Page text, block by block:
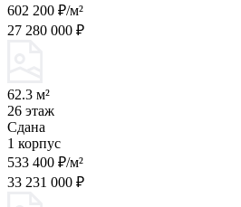
602 200 ₽/м²
27 280 000 ₽
62.3 м²
26 этаж
Сдана
1 корпус
533 400 ₽/м²
33 231 000 ₽